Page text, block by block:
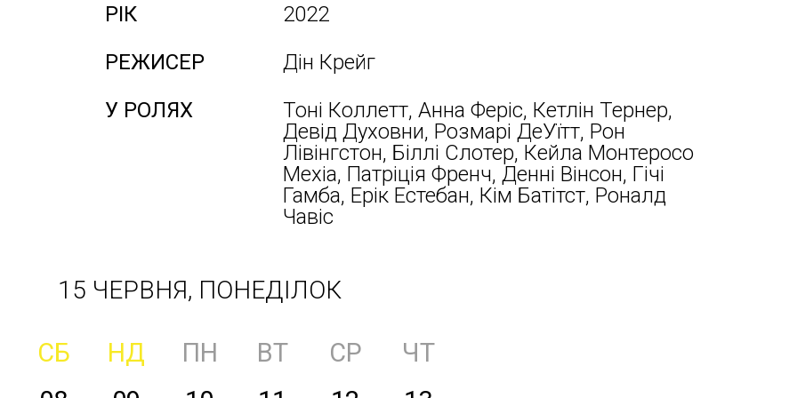
РІК
2022
РЕЖИСЕР
Дін Крейг
У РОЛЯХ
Тоні Коллетт, Анна Феріс, Кетлін Тернер,
Девід Духовни, Розмарі ДеУїтт, Рон
Лівінгстон, Біллі Слотер, Кейла Монтеросо
Мехіа, Патріція Френч, Денні Вінсон, Гічі
Гамба, Ерік Естебан, Кім Батітст, Роналд
Чавіс
15 ЧЕРВНЯ, ПОНЕДІЛОК
СБ НД ПН ВТ СР
ЧТ